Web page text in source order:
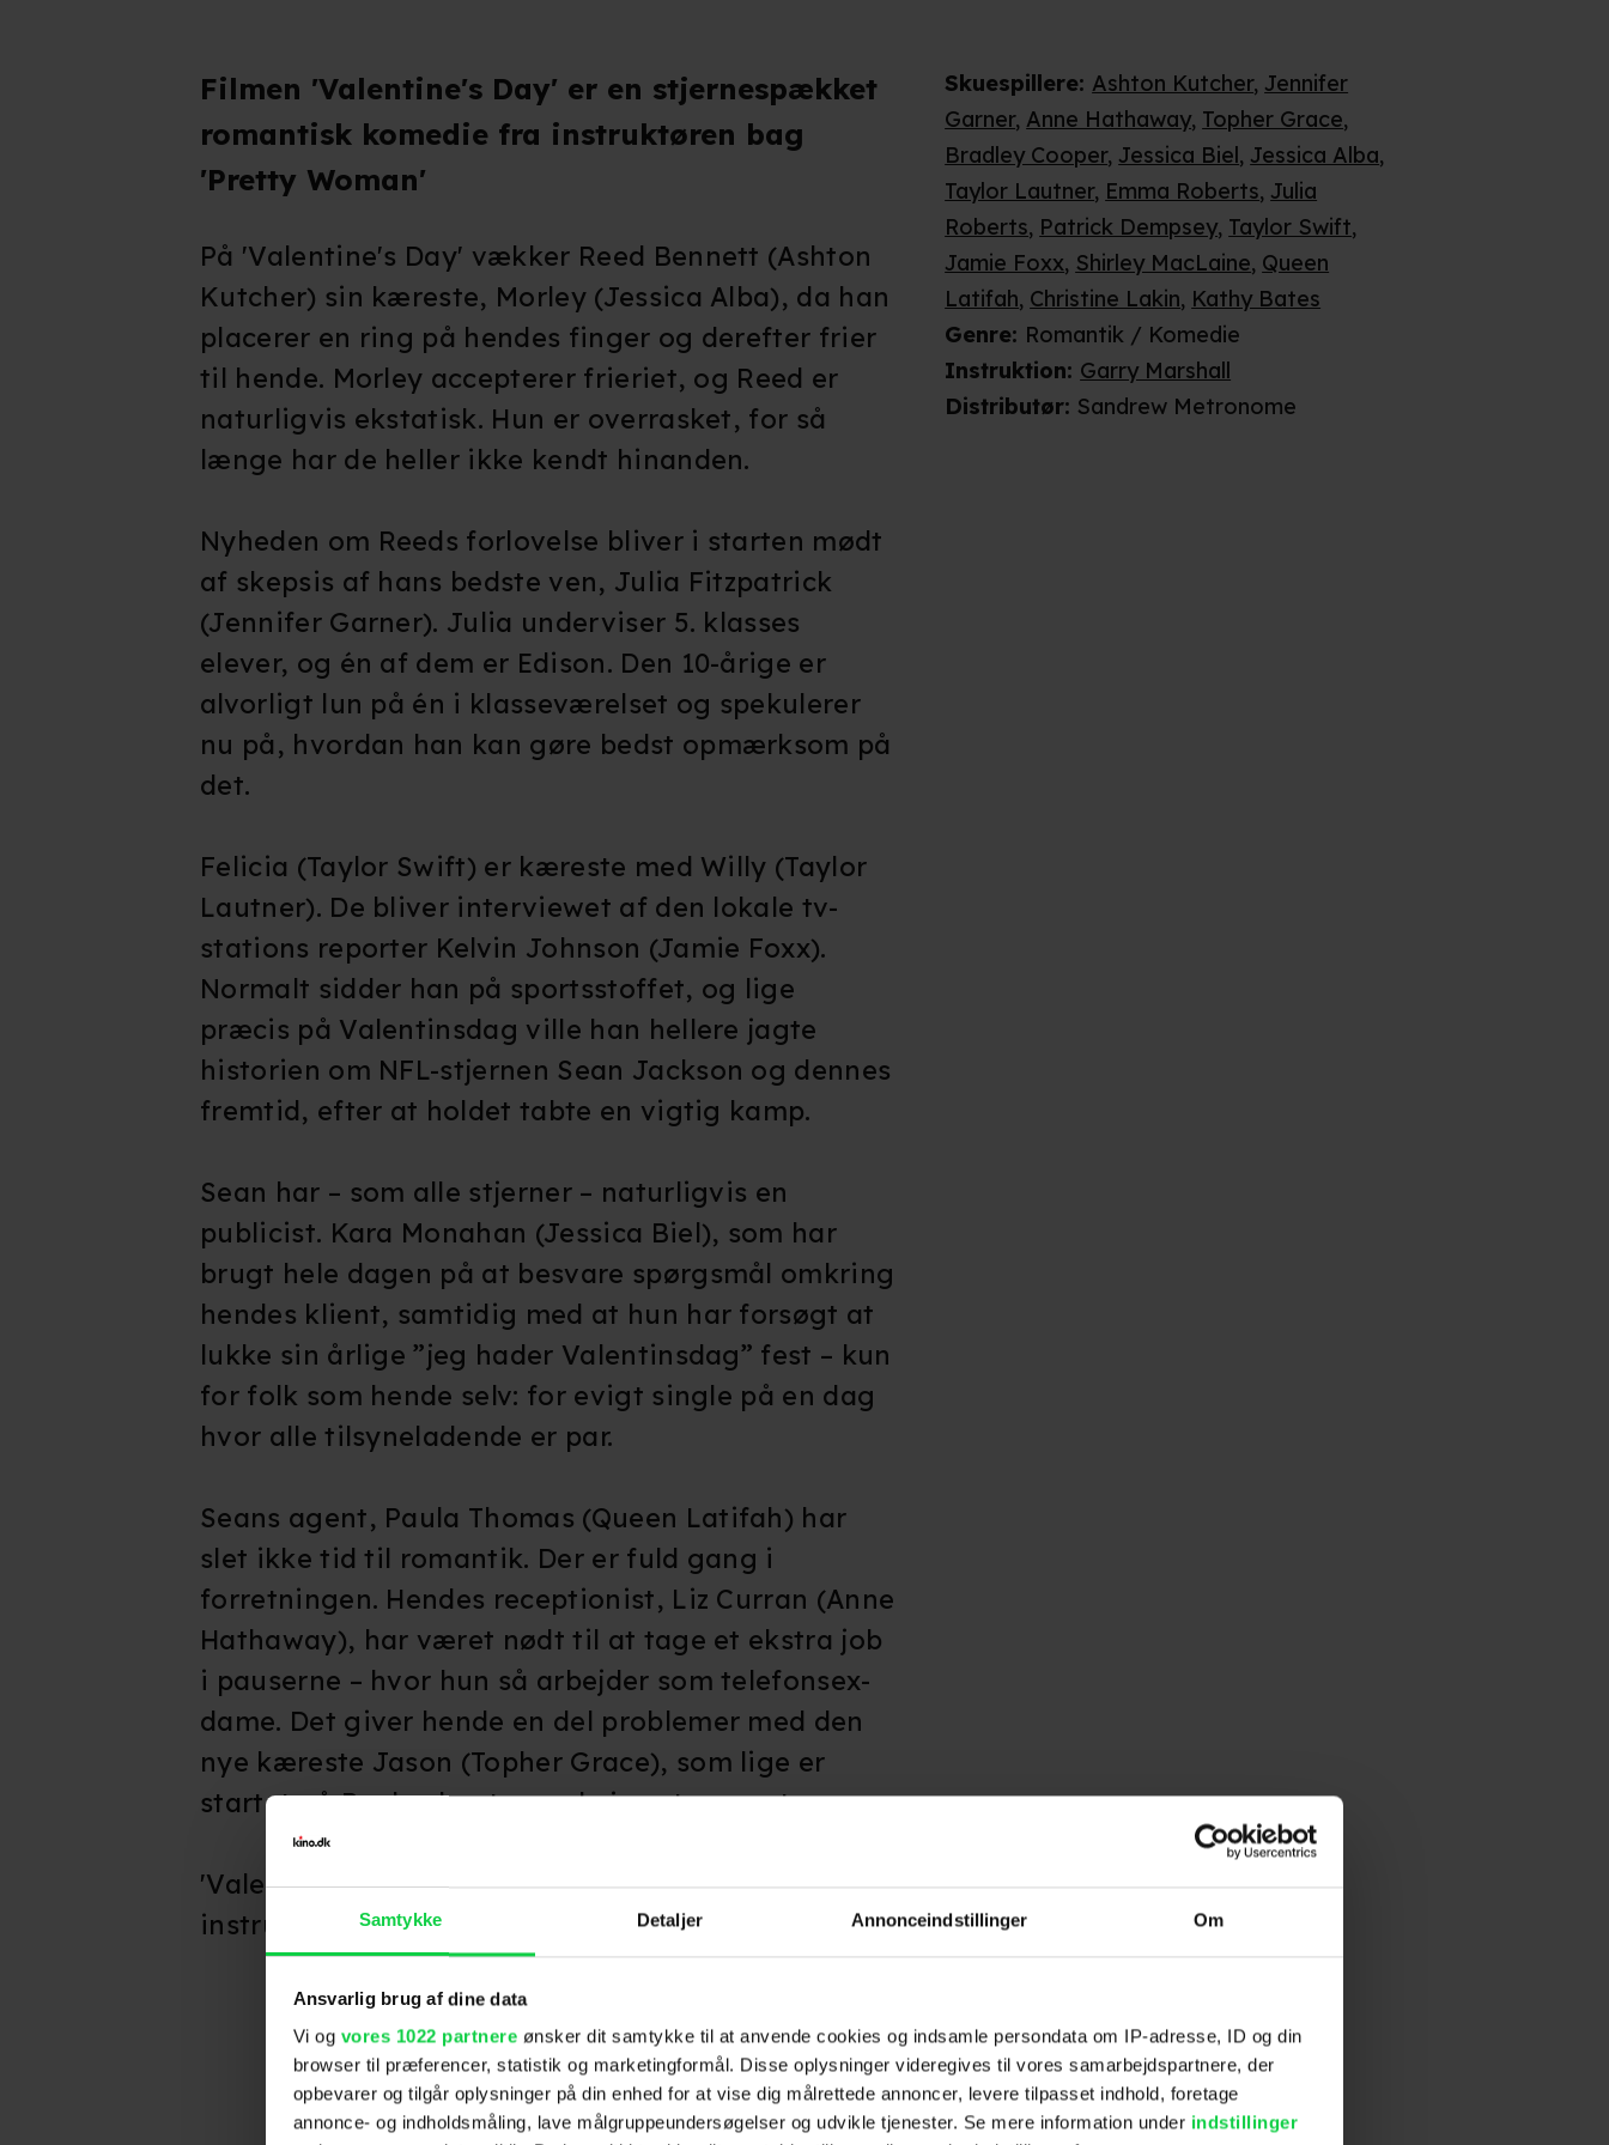
Samtykke Detaljer Annonceindstillinger Om
Ansvarlig brug af dine data
Vi og vores 1022 partnere ønsker dit samtykke til at anvende cookies og indsamle persondata om IP-adresse, ID og din
browser til præferencer, statistik og marketingformål. Disse oplysninger videregives til vores samarbejdspartnere, der
opbevarer og tilgår oplysninger på din enhed for at vise dig målrettede annoncer, levere tilpasset indhold, foretage
annonce- og indholdsmåling, lave målgruppeundersøgelser og udvikle tjenester. Se mere information under indstillinger
Skuespillere: Ashton Kutcher, Jennifer
Garner, Anne Hathaway, Topher Grace,
Bradley Cooper, Jessica Biel, Jessica Alba,
Taylor Lautner, Emma Roberts, Julia
Roberts, Patrick Dempsey, Taylor Swift,
Jamie Foxx, Shirley MacLaine, Queen
Latifah, Christine Lakin, Kathy Bates
Genre: Romantik / Komedie
Instruktion: Garry Marshall
Distributør: Sandrew Metronome
Filmen 'Valentine's Day' er en stjernespækket
romantisk komedie fra instruktøren bag
'Pretty Woman'
På 'Valentine's Day' vækker Reed Bennett (Ashton
Kutcher) sin kæreste, Morley (Jessica Alba), da han
placerer en ring på hendes finger og derefter frier
til hende. Morley accepterer frieriet, og Reed er
naturligvis ekstatisk. Hun er overrasket, for så
længe har de heller ikke kendt hinanden.
Nyheden om Reeds forlovelse bliver i starten mødt
af skepsis af hans bedste ven, Julia Fitzpatrick
(Jennifer Garner). Julia underviser 5. klasses
elever, og én af dem er Edison. Den 10-årige er
alvorligt lun på én i klasseværelset og spekulerer
nu på, hvordan han kan gøre bedst opmærksom på
det.
Felicia (Taylor Swift) er kæreste med Willy (Taylor
Lautner). De bliver interviewet af den lokale tv-
stations reporter Kelvin Johnson (Jamie Foxx).
Normalt sidder han på sportsstoffet, og lige
præcis på Valentinsdag ville han hellere jagte
historien om NFL-stjernen Sean Jackson og dennes
fremtid, efter at holdet tabte en vigtig kamp.
Sean har – som alle stjerner – naturligvis en
publicist. Kara Monahan (Jessica Biel), som har
brugt hele dagen på at besvare spørgsmål omkring
hendes klient, samtidig med at hun har forsøgt at
lukke sin årlige ”jeg hader Valentinsdag” fest – kun
for folk som hende selv: for evigt single på en dag
hvor alle tilsyneladende er par.
Seans agent, Paula Thomas (Queen Latifah) har
slet ikke tid til romantik. Der er fuld gang i
forretningen. Hendes receptionist, Liz Curran (Anne
Hathaway), har været nødt til at tage et ekstra job
i pauserne – hvor hun så arbejder som telefonsex-
dame. Det giver hende en del problemer med den
nye kæreste Jason (Topher Grace), som lige er
startet på Paulas kontor nede i postrummet.
'Valentine's Day' er en ny romantisk komedie fra
instruktøren bagPretty Woman